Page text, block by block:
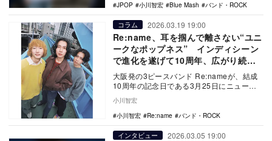
JPOP
小川智宏 Blue Mash バンド・ROCK
コラム 2026.03.19 19:00
Re:name、耳を掴んで離さない“ユニ
ークなポップネス” インディシーン
で進化を遂げて10周年、広がり続け
る音楽性
大阪発の3ピースバンド Re:nameが、結成
10周年の記念日である3月25日にニューア
ルバム『1626』をリリースし、大阪城音…
小川智宏
小川智宏
Re:name バンド・ROCK
インタビュー 2026.03.05 19:00